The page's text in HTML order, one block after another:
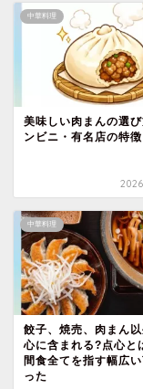
中華料理
美味しい肉まんの選
ンビニ・有名店の特
中華料理
餃子、焼売、肉まん
心に含まれる?点心と
間食全てを指す幅広
った